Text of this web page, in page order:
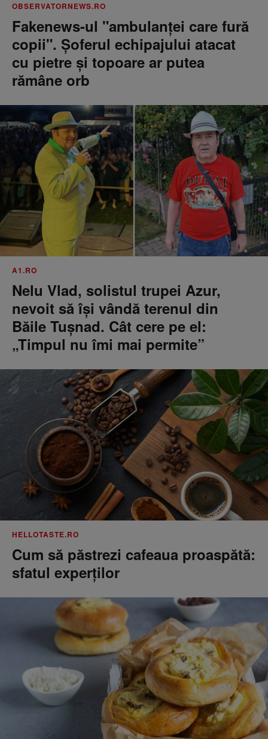
OBSERVATORNEWS.RO
Fakenews-ul "ambulanţei care fură
copii". Şoferul echipajului atacat
cu pietre şi topoare ar putea
rămâne orb
A1.RO
Nelu Vlad, solistul trupei Azur,
nevoit să își vândă terenul din
Băile Tușnad. Cât cere pe el:
„Timpul nu îmi mai permite”
HELLOTASTE.RO
Cum să păstrezi cafeaua proaspătă:
sfatul experților